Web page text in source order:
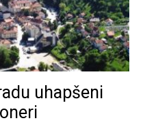
uhapšeni